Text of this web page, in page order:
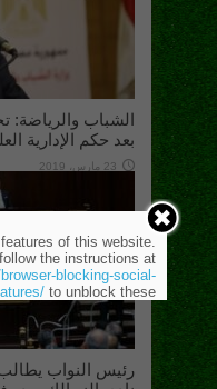
الشباب والرياضة:
بعد حكم الإدارية
23 مارس، 2019
رئيس النواب يطالب
of this website.
the instructions at
blocking-social-
to unblock these.